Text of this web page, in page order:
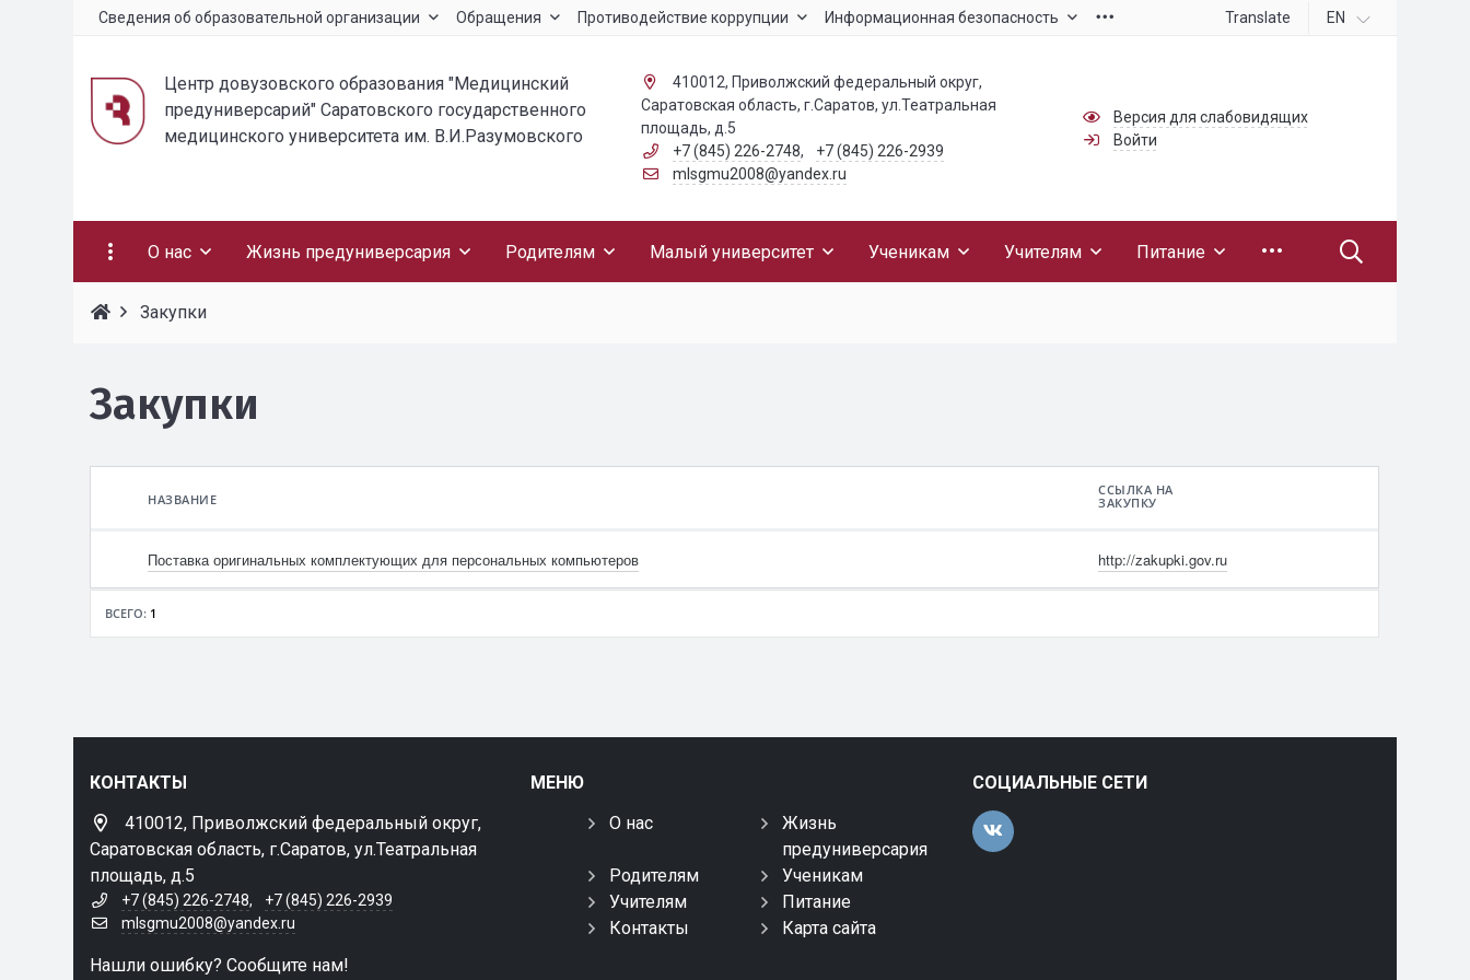
Сведения об образовательной организации Обращения Противодействие коррупции Информационная безопасность Translate EN
Центр довузовского образования "Медицинский
предуниверсарий" Саратовского государственного
медицинского университета им. В.И.Разумовского
410012, Приволжский федеральный округ,
Саратовская область, г.Саратов, ул.Театральная
площадь, д.5
+7 (845) 226-2748,
+7 (845) 226-2939
mlsgmu2008@yandex.ru
Версия для слабовидящих
Войти
О нас Жизнь предуниверсария Родителям Малый университет Ученикам Учителям Питание
Закупки
Закупки
Ссылка на
закупку
НАЗВАНИЕ
ССЫЛКА НА
ЗАКУПКУ
Поставка оригинальных комплектующих для персональных компьютеров http://zakupki.gov.ru
ВСЕГО: 1
КОНТАКТЫ
410012, Приволжский федеральный округ,
Саратовская область, г.Саратов, ул.Театральная
площадь, д.5
+7 (845) 226-2748,
+7 (845) 226-2939
mlsgmu2008@yandex.ru
Нашли ошибку? Сообщите нам!
МЕНЮ
О нас
Жизнь
предуниверсария
Родителям
Ученикам
Учителям
Питание
Контакты
Карта сайта
СОЦИАЛЬНЫЕ СЕТИ